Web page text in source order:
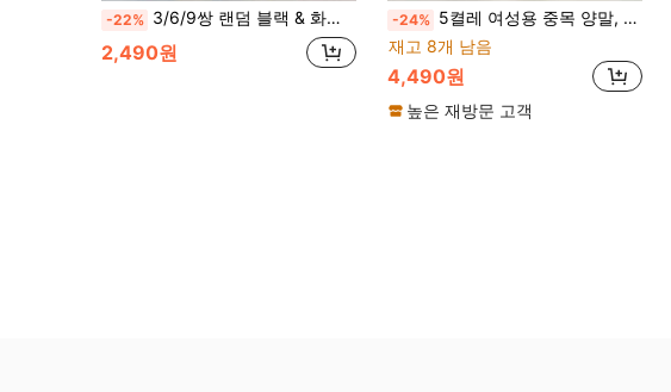
-22% 3/6/9쌍 랜덤 블랙 & 화이트 걸 레이스 양말, 걸 짧은 양말, 학생용 짧은 양말, 걸 양말, 여름 양말, 레이스 양말, 로리타 양말, 여름 & 가을 착용, 메쉬 얇은 통기성 편안한 걸 양말, 귀여운 달콤한 러플 프린세스 양말, 고품질
2,490원
-24% 5켤레 여성용 중목 양말, 커피색 잔꽃무늬, 봄/가을 한국 스타일 인스 빈티지 슬라우치 양말
재고 8개 남음
4,490원
높은 재방문 고객